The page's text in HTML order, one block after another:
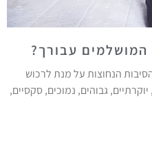
עבורך?
הנחוצות על מנת לרכוש
גבוהים, נמוכים, סקסיים,